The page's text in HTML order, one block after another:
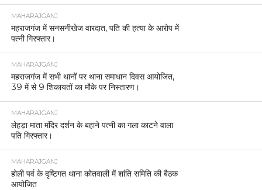
MAHARAJGANJ
महराजगंज में सनसनीखेज वारदात, पति की हत्या के आरोप में
पत्नी गिरफ्तार।
MAHARAJGANJ
महराजगंज में सभी थानों पर थाना समाधान दिवस आयोजित,
39 में से 9 शिकायतों का मौके पर निस्तारण।
MAHARAJGANJ
लेहड़ा माता मंदिर दर्शन के बहाने पत्नी का गला काटने वाला
पति गिरफ्तार।
MAHARAJGANJ
होली पर्व के दृष्टिगत थाना कोतवाली में शांति समिति की बैठक
आयोजित